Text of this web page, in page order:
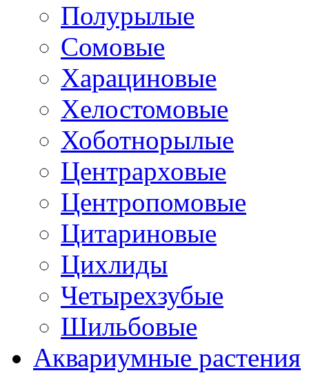
Полурылые
Сомовые
Харациновые
Хелостомовые
Хоботнорылые
Центрарховые
Центропомовые
Цитариновые
Цихлиды
Четырехзубые
Шильбовые
Аквариумные растения